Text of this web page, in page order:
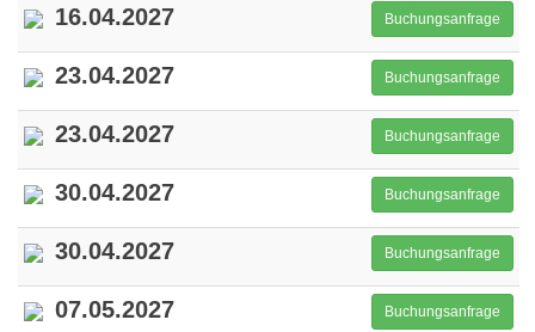
16.04.2027 Buchungsanfrage
23.04.2027 Buchungsanfrage
23.04.2027 Buchungsanfrage
30.04.2027 Buchungsanfrage
30.04.2027 Buchungsanfrage
07.05.2027 Buchungsanfrage